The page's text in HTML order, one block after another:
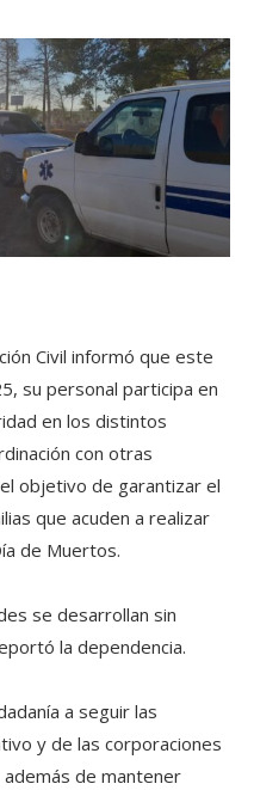
Civil informó que este
su personal participa en
en los distintos
con otras
objetivo de garantizar el
que acuden a realizar
de Muertos.
se desarrollan sin
la dependencia.
a seguir las
y de las corporaciones
además de mantener